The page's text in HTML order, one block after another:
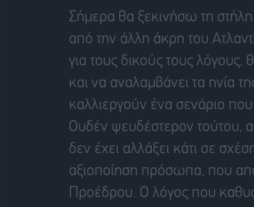
Σήμερα θα ξεκινήσω τη
από την άλλη άκρη του
για τους δικούς τους λόγους,
και να αναλαμβάνει τα ηνία
καλλιεργούν ένα σενάριο που
Ουδέν ψευδέστερον τούτου,
δεν έχει αλλάξει κάτι σε
αξιοποίηση πρόσωπα, που
Προέδρου. Ο λόγος που